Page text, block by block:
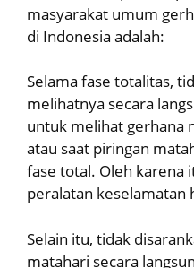
masyarakat umum
di Indonesia adalah:
Selama fase totalitas,
melihatnya secara
untuk melihat gerhana
atau saat piringan
fase total. Oleh karena
peralatan keselamatan
Selain itu, tidak
matahari secara